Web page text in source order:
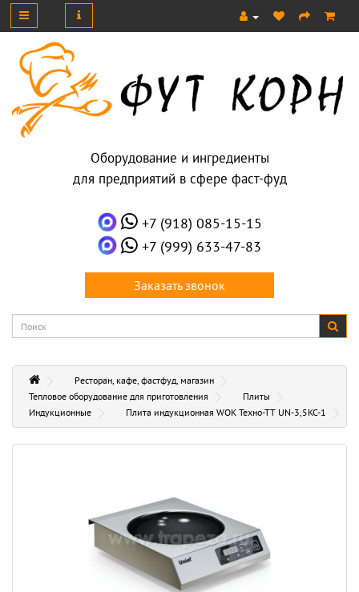
Оборудование и ингредиенты
для предприятий в сфере фаст-фуд
+7 (918) 085-15-15
+7 (999) 633-47-83
Заказать звонок
Ресторан, кафе, фастфуд, магазин
Тепловое оборудование для приготовления
Плиты
Индукционные
Плита индукционная WOK Техно-ТТ UN-3,5KC-1